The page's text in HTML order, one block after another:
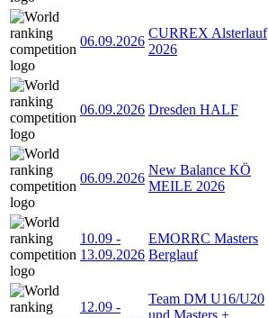
06.09.2026
CURREX Alsterlauf
2026
06.09.2026 Dresden HALF
06.09.2026
New Balance KÖ
MEILE 2026
10.09 -
13.09.2026
EMORRC Masters
Berglauf
12.09 -
Team DM U16/U20
und Masters +